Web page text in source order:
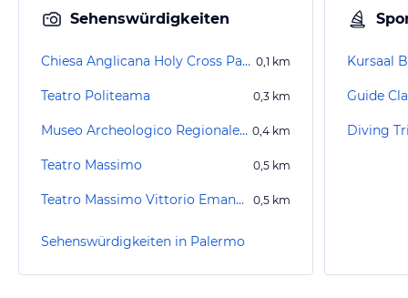
Sehenswürdigkeiten
Chiesa Anglicana Holy Cross Palermo 0,1 km
Teatro Politeama 0,3 km
Museo Archeologico Regionale Antonino Salinas 0,4 km
Teatro Massimo 0,5 km
Teatro Massimo Vittorio Emanuele di Palermo 0,5 km
Sehenswürdigkeiten in Palermo
Kursaal
Guide
Diving